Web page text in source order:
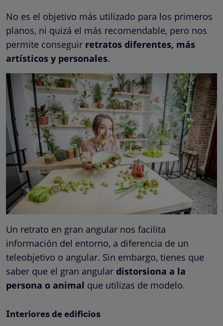
No es el objetivo más utilizado para los primeros
planos, ni quizá el más recomendable, pero nos
permite conseguir retratos diferentes, más
artísticos y personales.
Un retrato en gran angular nos facilita
información del entorno, a diferencia de un
teleobjetivo o angular. Sin embargo, tienes que
saber que el gran angular distorsiona a la
persona o animal que utilizas de modelo.
Interiores de edificios